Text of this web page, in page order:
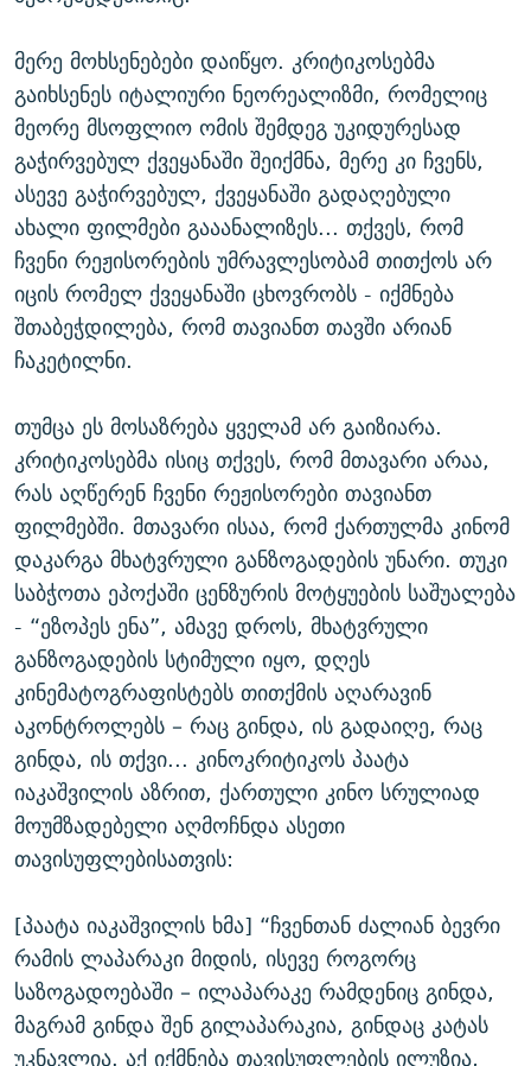
მერე მოხსენებები დაიწყო. კრიტიკოსებმა
გაიხსენეს იტალიური ნეორეალიზმი, რომელიც
მეორე მსოფლიო ომის შემდეგ უკიდურესად
გაჭირვებულ ქვეყანაში შეიქმნა, მერე კი ჩვენს,
ასევე გაჭირვებულ, ქვეყანაში გადაღებული
ახალი ფილმები გააანალიზეს... თქვეს, რომ
ჩვენი რეჟისორების უმრავლესობამ თითქოს არ
იცის რომელ ქვეყანაში ცხოვრობს - იქმნება
შთაბეჭდილება, რომ თავიანთ თავში არიან
ჩაკეტილნი.
თუმცა ეს მოსაზრება ყველამ არ გაიზიარა.
კრიტიკოსებმა ისიც თქვეს, რომ მთავარი არაა,
რას აღწერენ ჩვენი რეჟისორები თავიანთ
ფილმებში. მთავარი ისაა, რომ ქართულმა კინომ
დაკარგა მხატვრული განზოგადების უნარი. თუკი
საბჭოთა ეპოქაში ცენზურის მოტყუების საშუალება
- “ეზოპეს ენა”, ამავე დროს, მხატვრული
განზოგადების სტიმული იყო, დღეს
კინემატოგრაფისტებს თითქმის აღარავინ
აკონტროლებს – რაც გინდა, ის გადაიღე, რაც
გინდა, ის თქვი... კინოკრიტიკოს პაატა
იაკაშვილის აზრით, ქართული კინო სრულიად
მოუმზადებელი აღმოჩნდა ასეთი
თავისუფლებისათვის:
[პაატა იაკაშვილის ხმა] “ჩვენთან ძალიან ბევრი
რამის ლაპარაკი მიდის, ისევე როგორც
საზოგადოებაში – ილაპარაკე რამდენიც გინდა,
მაგრამ გინდა შენ გილაპარაკია, გინდაც კატას
უკნავლია. აქ იქმნება თავისუფლების ილუზია,